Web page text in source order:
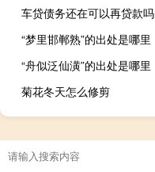
车贷债务还在可以再贷款吗
“梦里邯郸熟”的出处是哪里
“舟似泛仙潢”的出处是哪里
菊花冬天怎么修剪